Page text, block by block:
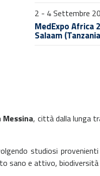
2 - 4 Settembre
MedExpo Africa
Salaam
Messina, città dalla lunga
studiosi
sano e attivo,